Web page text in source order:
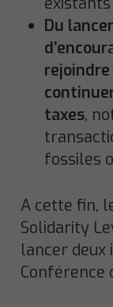
Du
taxes,
fossiles
A cette fin,
Solidarity
lancer deux
Conférence